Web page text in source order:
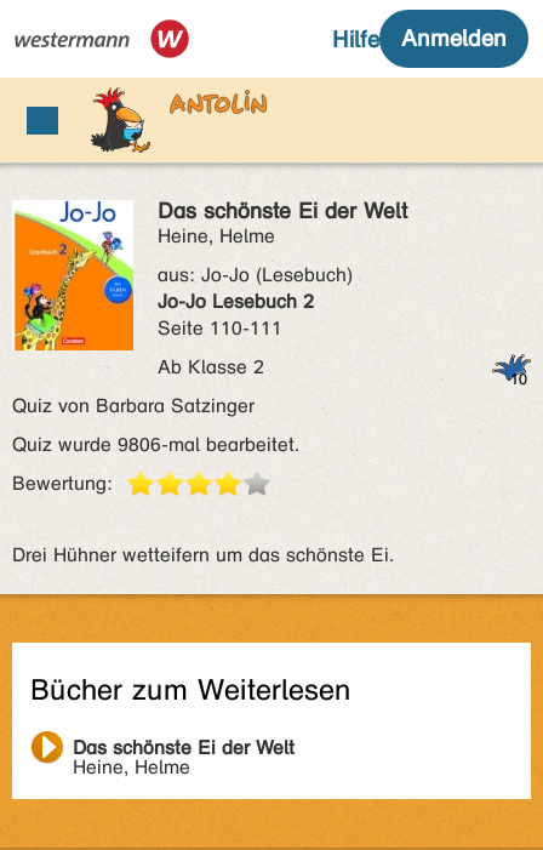
Das schönste Ei der Welt
Heine, Helme
aus: Jo-Jo (Lesebuch)
Jo-Jo Lesebuch 2
Seite 110-111
Ab Klasse 2
Quiz von Barbara Satzinger
Quiz wurde 9806-mal bearbeitet.
Bewertung:
Drei Hühner wetteifern um das schönste Ei.
Bücher zum Weiterlesen
Das schönste Ei der Welt
Heine, Helme